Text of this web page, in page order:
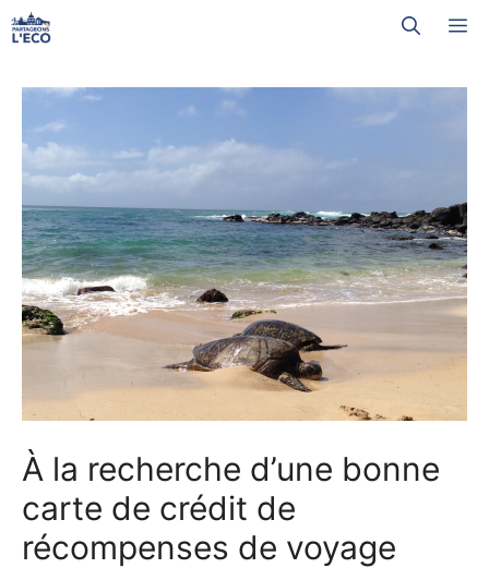
Aller
au
À la recherche d’une bonne
carte de crédit de
récompenses de voyage